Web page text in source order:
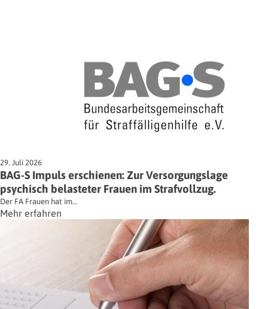
29. Juli 2026
BAG-S Impuls erschienen: Zur Versorgungslage
psychisch belasteter Frauen im Strafvollzug.
Der FA Frauen hat im…
Mehr erfahren